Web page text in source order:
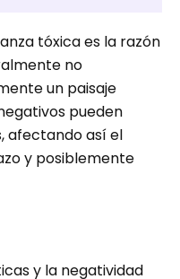
tóxica es la razón
no
un paisaje
pueden
afectando así el
y posiblemente
y la negatividad